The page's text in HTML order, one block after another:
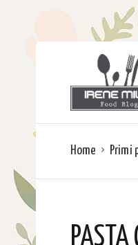
Home Primi
PASTA